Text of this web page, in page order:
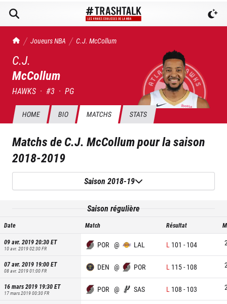
TrashTalk Actu NBA
Joueurs NBA C.J. McCollum
C.J.
McCollum
HAWKS · #3 · PG
HOME BIO MATCHS STATS
Matchs deC.J. McCollumpour la saison
2018-2019
Saison 2018-19
Saison régulière
Date Match Résultat
09 avr. 2019 20:30ET
10 avr. 2019 02:30FR POR @ LAL L 101 - 104
07 avr. 2019 19:00ET
08 avr. 2019 01:00FR DEN @ POR L 115- 108
16 mars 2019 19:30ET
17 mars 2019 00:30FR POR @ SAS L 108 - 103